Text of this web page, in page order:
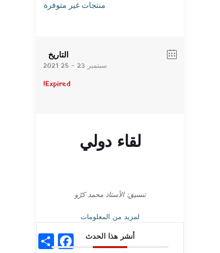
منتجات غير متوفرة
التاريخ
سبتمبر 23 - 25 2021
Expired!
لقاء دولي
تنسيق: الأستاذ محمد كرّو
لمزيد من المعلومات
أنشر هذا الحدث